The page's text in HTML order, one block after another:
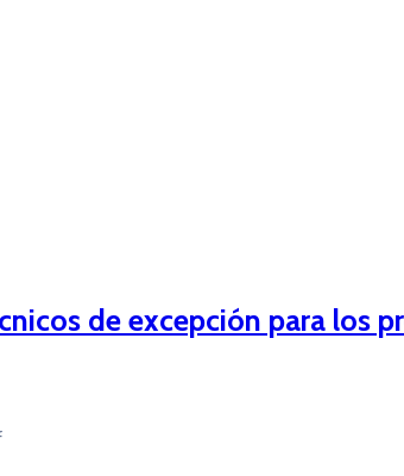
de excepción para los